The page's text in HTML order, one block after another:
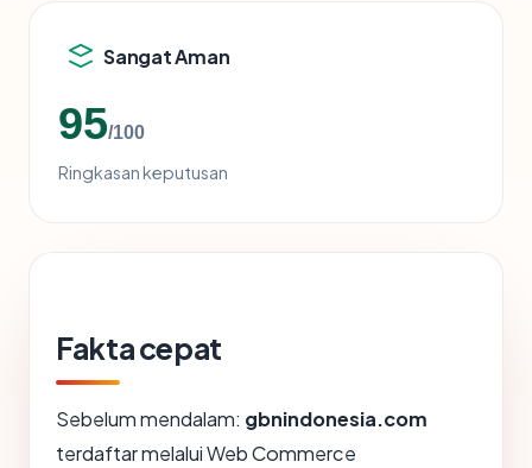
Sangat Aman
95/100
Ringkasan keputusan
Fakta cepat
Sebelum mendalam: gbnindonesia.com
terdaftar melalui Web Commerce